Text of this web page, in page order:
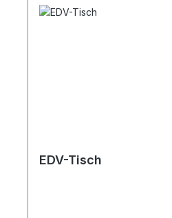
EDV-Tisch